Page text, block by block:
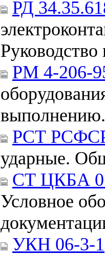
РД
РМ 4-206-
РСТ
ударные.
СТ ЦКБА
Условное
УКН 06-3-1